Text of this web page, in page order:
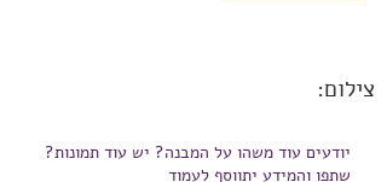
צילום:
יודעים עוד משהו על המבנה? יש עוד תמונות?
שתפו והמידע יתווסף לעמוד